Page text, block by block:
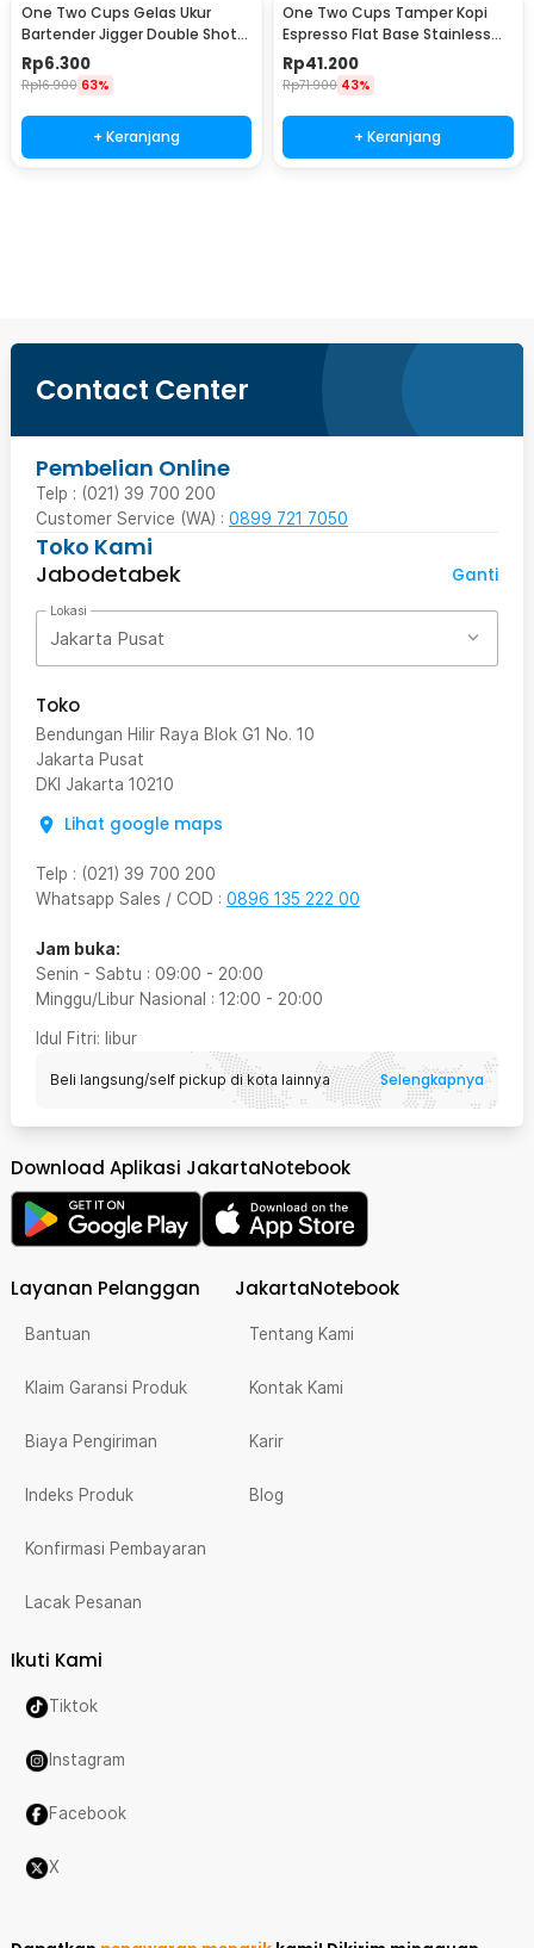
One Two Cups Gelas Ukur
Bartender Jigger Double Shot
15ml and 30ml - LE2
Rp6.300
Rp16.900 63%
+ Keranjang
One Two Cups Tamper Kopi
Espresso Flat Base Stainless
Steel 51mm - SS51
Rp41.200
Rp71.900 43%
+ Keranjang
Contact Center
Pembelian Online
Telp : (021) 39 700 200
Customer Service (WA) : 0899 721 7050
Toko Kami
Jabodetabek
Ganti
Lokasi
Jakarta Pusat
Toko
Bendungan Hilir Raya Blok G1 No. 10
Jakarta Pusat
DKI Jakarta 10210
Lihat google maps
Telp : (021) 39 700 200
Whatsapp Sales / COD : 0896 135 222 00
Jam buka:
Senin - Sabtu : 09:00 - 20:00
Minggu/Libur Nasional : 12:00 - 20:00
Idul Fitri: libur
Beli langsung/self pickup di kota lainnya Selengkapnya
Download Aplikasi JakartaNotebook
Layanan Pelanggan
Bantuan
Klaim Garansi Produk
Biaya Pengiriman
Indeks Produk
Konfirmasi Pembayaran
Lacak Pesanan
JakartaNotebook
Tentang Kami
Kontak Kami
Karir
Blog
Ikuti Kami
Tiktok
Instagram
Facebook
X